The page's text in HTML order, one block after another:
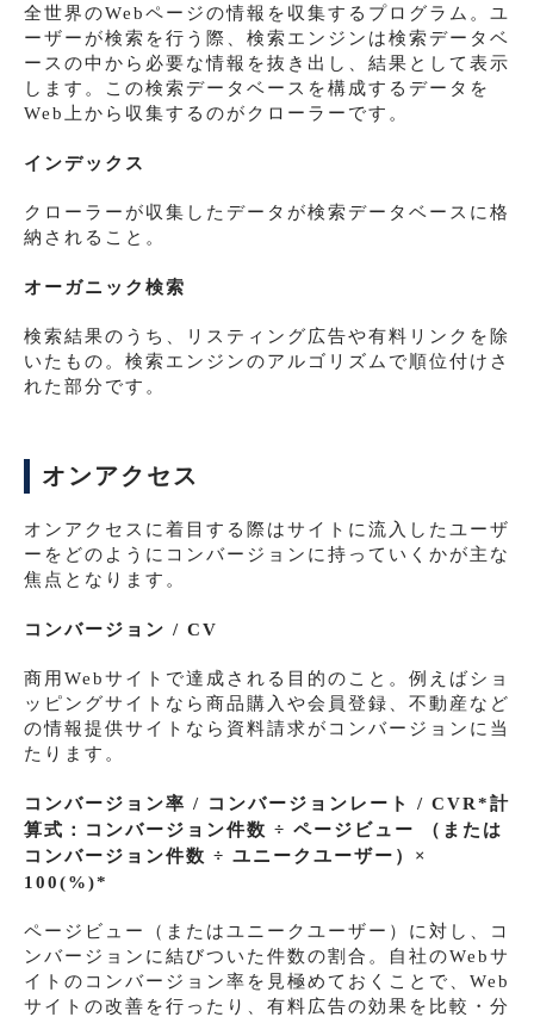
全世界のWebページの情報を収集するプログラム。ユ
ーザーが検索を行う際、検索エンジンは検索データベ
ースの中から必要な情報を抜き出し、結果として表示
します。この検索データベースを構成するデータを
Web上から収集するのがクローラーです。
インデックス
クローラーが収集したデータが検索データベースに格
納されること。
オーガニック検索
検索結果のうち、リスティング広告や有料リンクを除
いたもの。検索エンジンのアルゴリズムで順位付けさ
れた部分です。
オンアクセス
オンアクセスに着目する際はサイトに流入したユーザ
ーをどのようにコンバージョンに持っていくかが主な
焦点となります。
コンバージョン / CV
商用Webサイトで達成される目的のこと。例えばショ
ッピングサイトなら商品購入や会員登録、不動産など
の情報提供サイトなら資料請求がコンバージョンに当
たります。
コンバージョン率 / コンバージョンレート / CVR*計
算式：コンバージョン件数 ÷ ページビュー （または
コンバージョン件数 ÷ ユニークユーザー）×
100(%)*
ページビュー（またはユニークユーザー）に対し、コ
ンバージョンに結びついた件数の割合。自社のWebサ
イトのコンバージョン率を見極めておくことで、Web
サイトの改善を行ったり、有料広告の効果を比較・分